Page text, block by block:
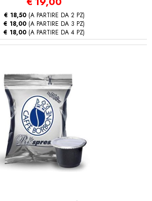
€ 18,50(A PARTIRE DA 2 PZ)
€ 18,00 (A PARTIRE DA 3 PZ)
€ 18,00 (A PARTIRE DA 4 PZ)